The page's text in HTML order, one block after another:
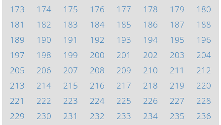
173
174 175 176 177 178 179
180
181
182 183 184 185 186 187
188
189
190 191 192 193 194 195
196
197
198 199 200 201 202 203
204
205
206 207 208 209 210 211
212
213
214 215 216 217 218 219
220
221
222 223 224 225 226 227
228
229
230 231 232 233 234 235
236